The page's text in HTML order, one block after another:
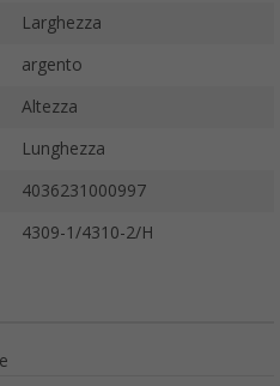
Larghezza
argento
Altezza
Lunghezza
4036231000997
4309-1/4310-2/H